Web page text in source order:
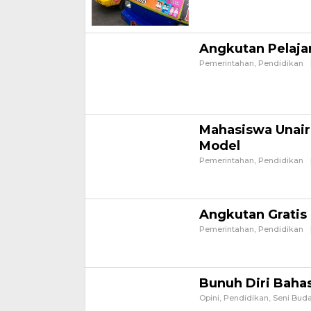
Angkutan
Pemerintahan, Pendidikan
Mahasiswa
Model
Pemerintahan, Pendidikan
Angkutan
Pemerintahan, Pendidikan
Bunuh Diri
Opini, Pendidikan, Seni